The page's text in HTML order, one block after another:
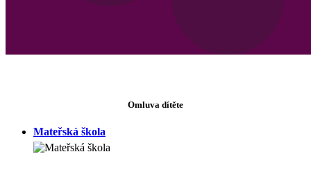
Omluva dítěte
Mateřská škola